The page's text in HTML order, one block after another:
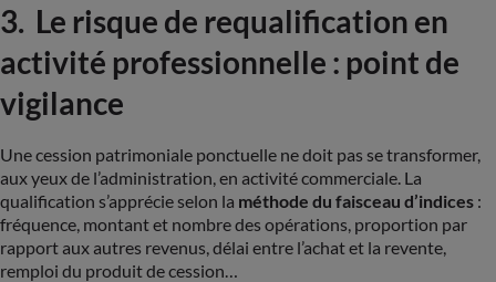
3. Le risque de requalification en
activité professionnelle : point de
vigilance
Une cession patrimoniale ponctuelle ne doit pas se transformer,
aux yeux de l’administration, en activité commerciale. La
qualification s’apprécie selon la méthode du faisceau d’indices :
fréquence, montant et nombre des opérations, proportion par
rapport aux autres revenus, délai entre l’achat et la revente,
remploi du produit de cession…